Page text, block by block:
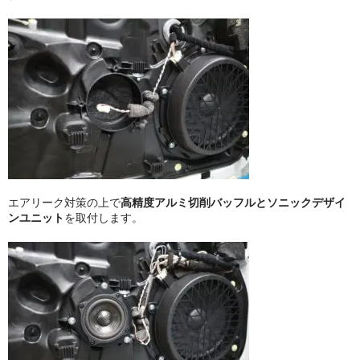
エアリーク対策の上で高精度アルミ切削バッフルとソニックデザイ
ンユニットを取付します。